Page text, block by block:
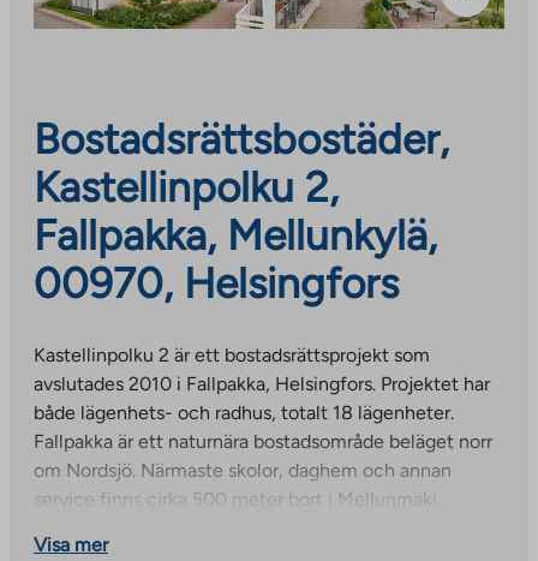
Bostadsrättsbostäder,
Kastellinpolku 2,
Fallpakka, Mellunkylä,
00970, Helsingfors
Kastellinpolku 2 är ett bostadsrättsprojekt som
avslutades 2010 i Fallpakka, Helsingfors. Projektet har
både lägenhets- och radhus, totalt 18 lägenheter.
Fallpakka är ett naturnära bostadsområde beläget norr
om Nordsjö. Närmaste skolor, daghem och annan
service finns cirka 500 meter bort i Mellunmäki.
Visa mer